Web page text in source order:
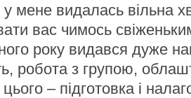
мене видалась вільна
вас чимось
року видався дуже
робота з групою,
– підготовка і